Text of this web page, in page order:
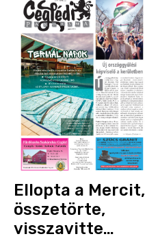
Ellopta a Mercit,
összetörte,
visszavitte…